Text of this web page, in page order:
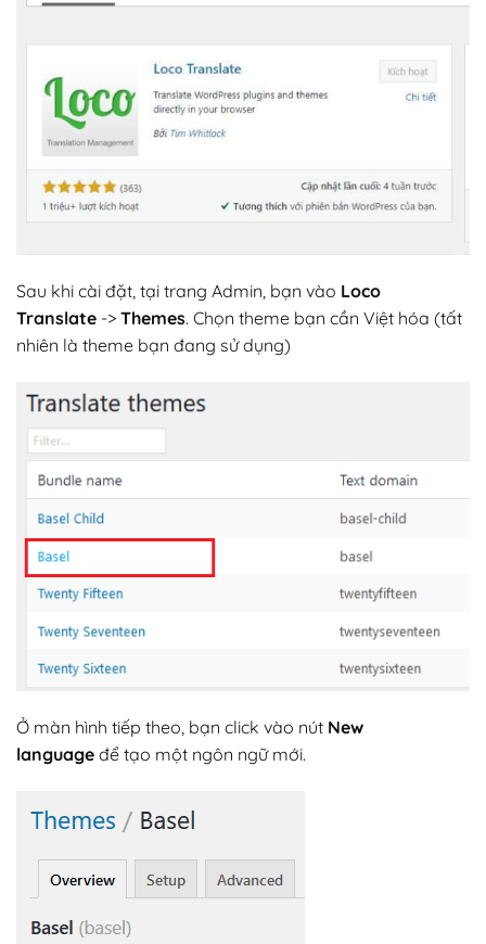
Sau khi cài đặt, tại trang Admin, bạn vào Loco
Translate -> Themes. Chọn theme bạn cần Việt hóa (tất
nhiên là theme bạn đang sử dụng)
Ở màn hình tiếp theo, bạn click vào nút New
language để tạo một ngôn ngữ mới.